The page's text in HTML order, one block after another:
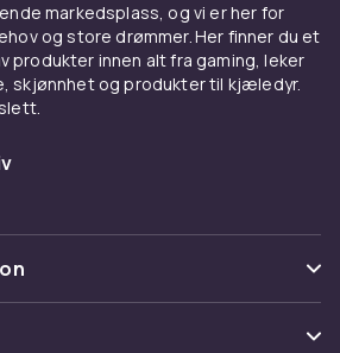
Bomull-elastan gir
og
markedsplass, og vi er her for
og store drømmer. Her finner du et
produkter innen alt fra gaming, leker
skjønnhet og produkter til kjæledyr.